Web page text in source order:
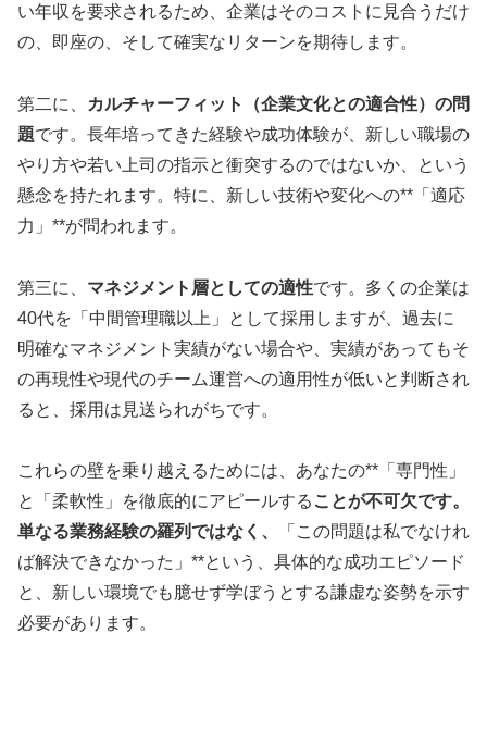
い年収を要求されるため、企業はそのコストに見合うだけ
の、即座の、そして確実なリターンを期待します。
第二に、
カルチャーフィット（企業文化との適合性）の問
題です。長年培ってきた経験や成功体験が、新しい職場の
やり方や若い上司の指示と衝突するのではないか、という
懸念を持たれます。特に、新しい技術や変化への**「適応
力」**が問われます。
第三に、 マネジメント層としての適性です。多くの企業は
40代を「中間管理職以上」として採用しますが、過去に
明確なマネジメント実績がない場合や、実績があってもそ
の再現性や現代のチーム運営への適用性が低いと判断され
ると、採用は見送られがちです。
これらの壁を乗り越えるためには、あなたの**「専門性」
と「柔軟性」を徹底的にアピールする ことが不可欠です。
単なる業務経験の羅列ではなく、
「この問題は私でなけれ
ば解決できなかった」**という、具体的な成功エピソード
と、新しい環境でも臆せず学ぼうとする謙虚な姿勢を示す
必要があります。